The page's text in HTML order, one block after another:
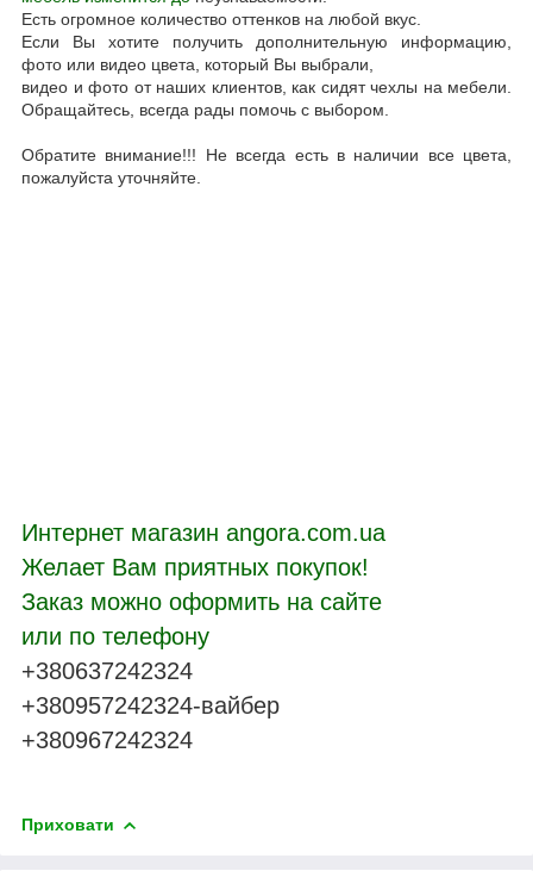
Есть огромное количество оттенков на любой вкус.
Если Вы хотите получить дополнительную информацию,
фото или видео цвета, который Вы выбрали,
видео и фото от наших клиентов, как сидят чехлы на мебели.
Обращайтесь, всегда рады помочь с выбором.
Обратите внимание!!! Не всегда есть в наличии все цвета,
пожалуйста уточняйте.
Интернет магазин angora.com.ua
Желает Вам приятных покупок!
Заказ можно оформить на сайте
или по телефону
+380637242324
+380957242324-вайбер
+380967242324
Приховати